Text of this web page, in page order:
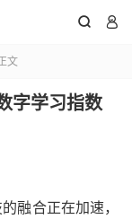
 
文
字学习指数
融合正在加速，